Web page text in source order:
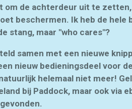
om de achterdeur uit te
beschermen. Ik heb de hele
stang, maar "who cares"?
samen met een nieuwe
nieuw bedieningsdeel voor
helemaal niet meer!
bij Paddock, maar ook via